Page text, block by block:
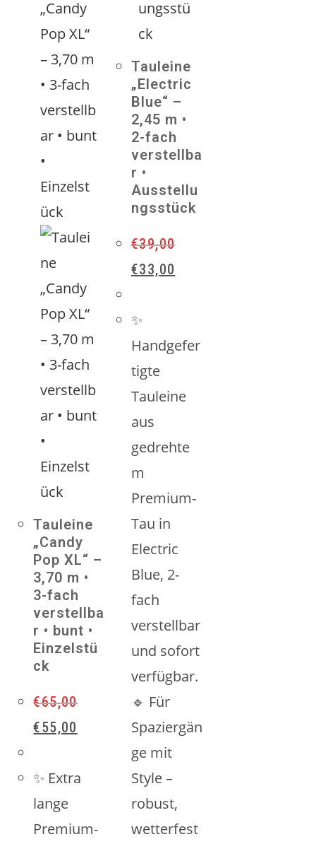
Tauleine
„Candy
Pop XL“ –
3,70 m •
3-fach
verstellba
r • bunt •
Einzelstü
ck
€65,00
Ursprünglicher
Preis
€55,00Preis
✨ Extra
lange
Premium-
Tauleine
„Electric
Blue“ –
2,45 m •
2-fach
verstellba
r •
Ausstellu
ngsstück
€39,00
Ursprünglicher
Preis
€33,00Preis
✨
Handgefer
tigte
Tauleine
aus
gedrehte
m
Premium-
Tau in
Electric
Blue, 2-
fach
verstellbar
und sofort
verfügbar.
🔹 Für
Spaziergän
ge mit
Style –
robust,
wetterfest